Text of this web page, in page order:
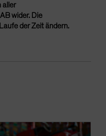
aller
wider. Die
der Zeit ändern.